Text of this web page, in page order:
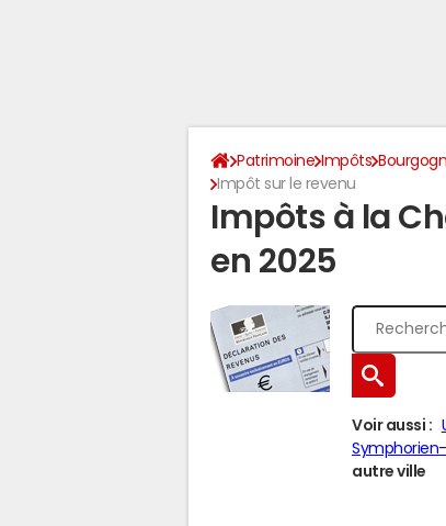
Patrimoine Impôts
Impôt sur le revenu
Impôts à la
en 2025
Voir aussi :
autre ville